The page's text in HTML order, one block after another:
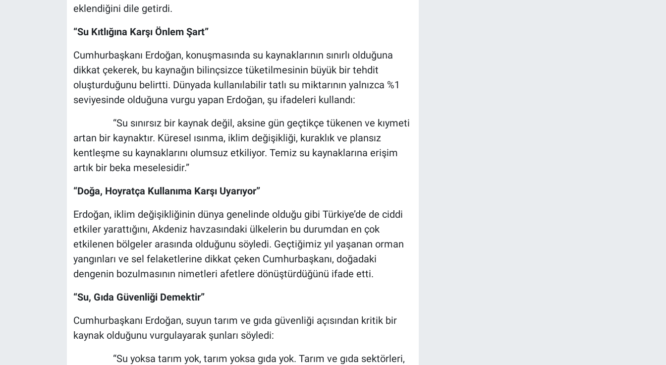
eklendiğini dile getirdi.
“Su Kıtlığına Karşı Önlem Şart”
Cumhurbaşkanı Erdoğan, konuşmasında su kaynaklarının sınırlı olduğuna
dikkat çekerek, bu kaynağın bilinçsizce tüketilmesinin büyük bir tehdit
oluşturduğunu belirtti. Dünyada kullanılabilir tatlı su miktarının yalnızca %1
seviyesinde olduğuna vurgu yapan Erdoğan, şu ifadeleri kullandı:
“Su sınırsız bir kaynak değil, aksine gün geçtikçe tükenen ve kıymeti
artan bir kaynaktır. Küresel ısınma, iklim değişikliği, kuraklık ve plansız
kentleşme su kaynaklarını olumsuz etkiliyor. Temiz su kaynaklarına erişim
artık bir beka meselesidir.”
“Doğa, Hoyratça Kullanıma Karşı Uyarıyor”
Erdoğan, iklim değişikliğinin dünya genelinde olduğu gibi Türkiye’de de ciddi
etkiler yarattığını, Akdeniz havzasındaki ülkelerin bu durumdan en çok
etkilenen bölgeler arasında olduğunu söyledi. Geçtiğimiz yıl yaşanan orman
yangınları ve sel felaketlerine dikkat çeken Cumhurbaşkanı, doğadaki
dengenin bozulmasının nimetleri afetlere dönüştürdüğünü ifade etti.
“Su, Gıda Güvenliği Demektir”
Cumhurbaşkanı Erdoğan, suyun tarım ve gıda güvenliği açısından kritik bir
kaynak olduğunu vurgulayarak şunları söyledi:
“Su yoksa tarım yok, tarım yoksa gıda yok. Tarım ve gıda sektörleri,